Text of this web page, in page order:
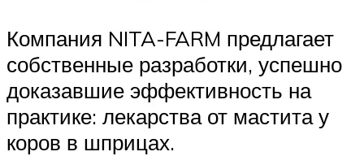
Компания NITA-FARM предлагает
собственные разработки, успешно
доказавшие эффективность на
практике: лекарства от мастита у
коров в шприцах.